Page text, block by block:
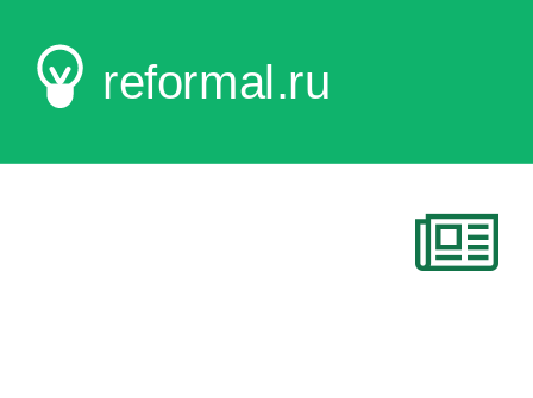
reformal.ru